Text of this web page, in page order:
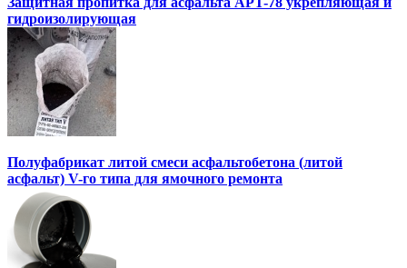
гидроизолирующая
Полуфабрикат литой смеси асфальтобетона (литой
асфальт) V-го типа для ямочного ремонта